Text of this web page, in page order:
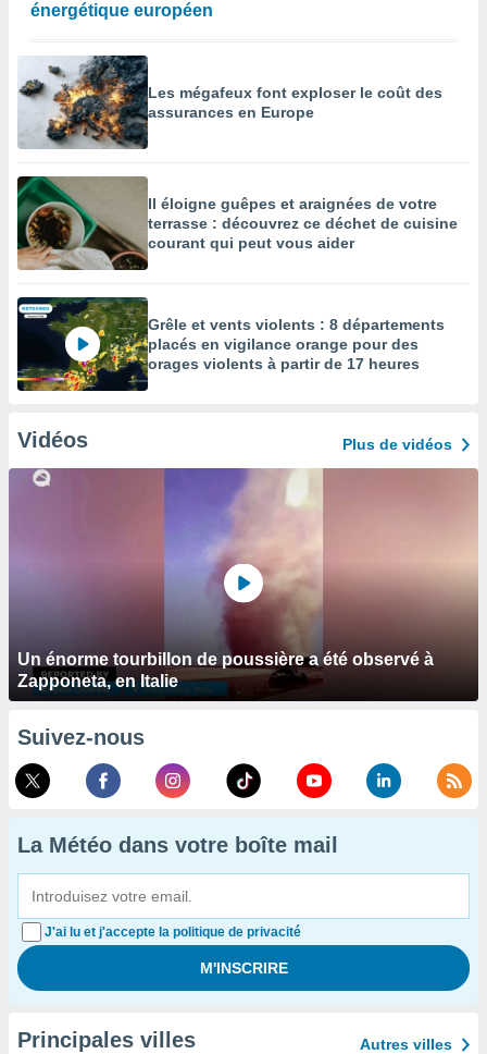
énergétique européen
Les mégafeux font exploser le coût des
assurances en Europe
Il éloigne guêpes et araignées de votre
terrasse : découvrez ce déchet de cuisine
courant qui peut vous aider
Grêle et vents violents : 8 départements
placés en vigilance orange pour des
orages violents à partir de 17 heures
Vidéos Plus de vidéos
Un énorme tourbillon de poussière a été observé à
Zapponeta, en Italie
Suivez-nous
La Météo dans votre boîte mail
J'ai lu et j'accepte la politique de privacité
Principales villes Autres villes